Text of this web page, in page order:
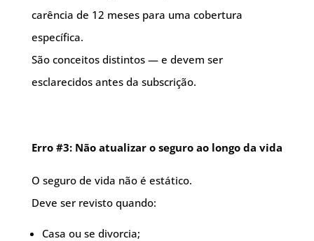
carência de 12 meses para uma cobertura
específica.
São conceitos distintos — e devem ser
esclarecidos antes da subscrição.
Erro #3: Não atualizar o seguro ao longo da vida
O seguro de vida não é estático.
Deve ser revisto quando:
Casa ou se divorcia;